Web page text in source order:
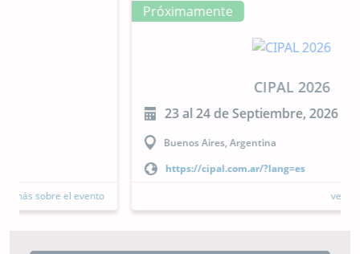
23 al 24 de Septiembre, 2026
Buenos Aires, Argentina
https://cipal.com.ar/?lang=es